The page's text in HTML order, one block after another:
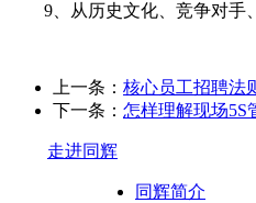
9、从历史文化、竞争对手、
上一条： 核心员工招聘法
下一条： 怎样理解现场5S
走进同辉
同辉简介